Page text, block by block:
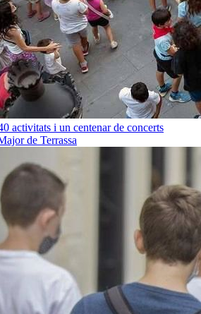
activitats i un centenar de concerts
de Terrassa